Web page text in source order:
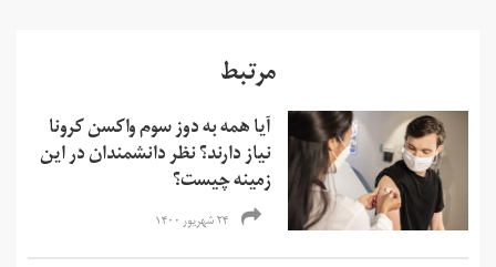
مرتبط
آیا همه به دوز سوم واکسن کرونا
نیاز دارند؟ نظر دانشمندان در این
زمینه چیست؟
۲۴ شهریور ۱۴۰۰